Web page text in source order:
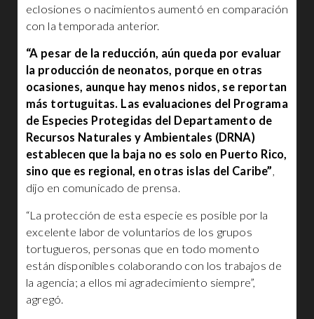
eclosiones o nacimientos aumentó en comparación
con la temporada anterior.
“A pesar de la reducción, aún queda por evaluar
la producción de neonatos, porque en otras
ocasiones, aunque hay menos nidos, se reportan
más tortuguitas. Las evaluaciones del Programa
de Especies Protegidas del Departamento de
Recursos Naturales y Ambientales (DRNA)
establecen que la baja no es solo en Puerto Rico,
sino que es regional, en otras islas del Caribe”,
dijo en comunicado de prensa.
“La protección de esta especie es posible por la
excelente labor de voluntarios de los grupos
tortugueros, personas que en todo momento
están disponibles colaborando con los trabajos de
la agencia; a ellos mi agradecimiento siempre”,
agregó.